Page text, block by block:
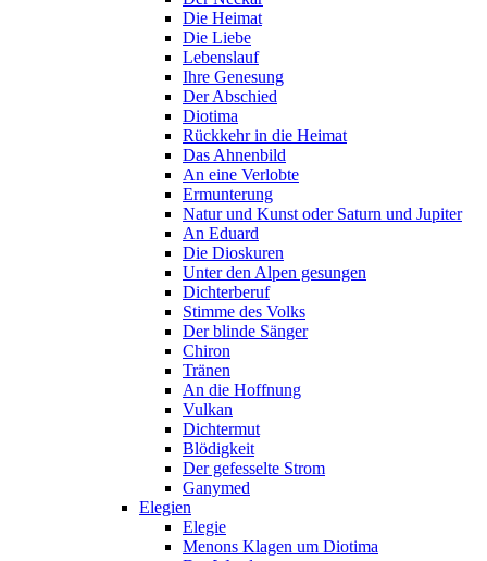
Die Heimat
Die Liebe
Lebenslauf
Ihre Genesung
Der Abschied
Diotima
Rückkehr in die Heimat
Das Ahnenbild
An eine Verlobte
Ermunterung
Natur und Kunst oder Saturn und Jupiter
An Eduard
Die Dioskuren
Unter den Alpen gesungen
Dichterberuf
Stimme des Volks
Der blinde Sänger
Chiron
Tränen
An die Hoffnung
Vulkan
Dichtermut
Blödigkeit
Der gefesselte Strom
Ganymed
Elegien
Elegie
Menons Klagen um Diotima